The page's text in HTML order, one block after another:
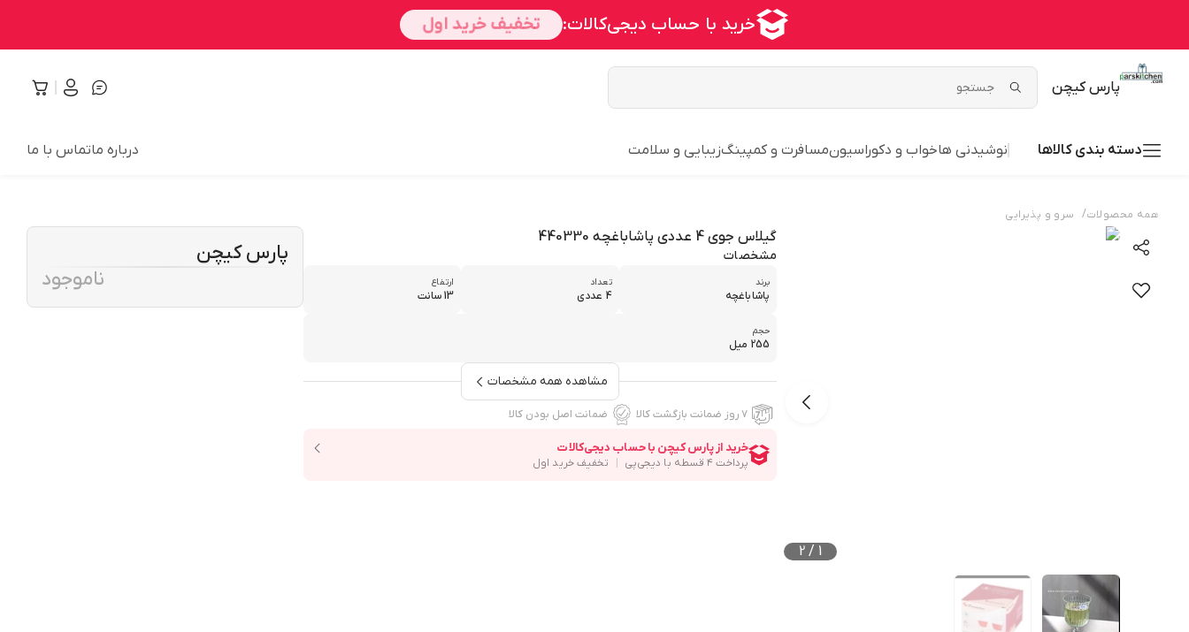
پارس کیچن
دسته بندی کالاها نوشیدنی هاخواب و دکوراسیونمسافرت و کمپینگزیبایی و سلامت درباره ماتماس با ما
همه محصولات/ سرو و پذیرایی
1
/
2
گیلاس جوی 4 عددی پاشاباغچه 440330
مشخصات
برند
پاشاباغچه
تعداد
4 عددی
ارتفاع
13 سانت
حجم
255 میل
مشاهده همه مشخصات
۷ روز ضمانت بازگشت کالا ضمانت اصل بودن کالا
پارس کیچن
ناموجود